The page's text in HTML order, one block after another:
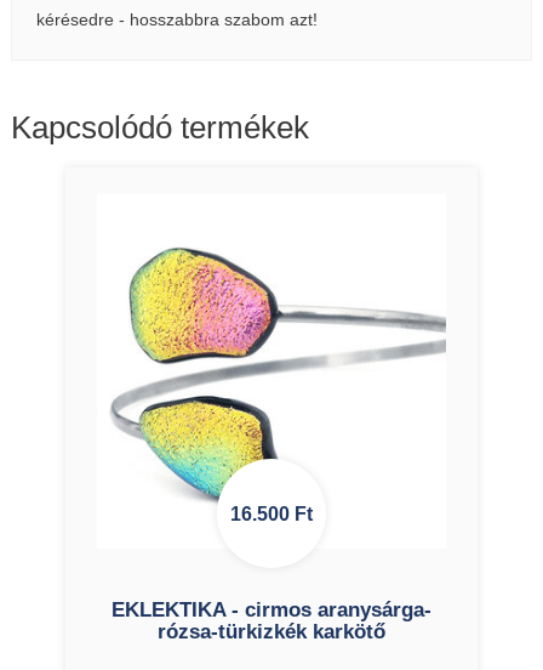
kérésedre - hosszabbra szabom azt!
Kapcsolódó termékek
16.500 Ft
EKLEKTIKA - cirmos aranysárga-
rózsa-türkizkék karkötő